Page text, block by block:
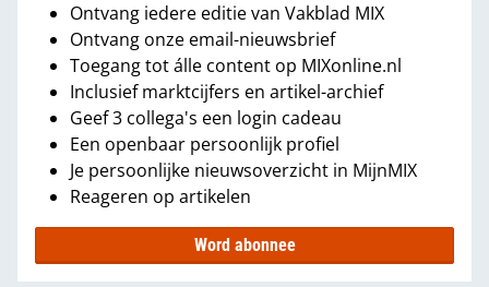
Ontvang iedere editie van Vakblad MIX
Ontvang onze email-nieuwsbrief
Toegang tot álle content op MIXonline.nl
Inclusief marktcijfers en artikel-archief
Geef 3 collega's een login cadeau
Een openbaar persoonlijk profiel
Je persoonlijke nieuwsoverzicht in MijnMIX
Reageren op artikelen
Word abonnee